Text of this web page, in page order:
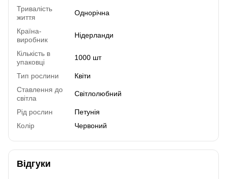
Тривалість
життя
Однорічна
Країна-
виробник
Нідерланди
Кількість в
упаковці
1000 шт
Тип рослини
Квіти
Ставлення до
світла
Світлолюбний
Рід рослин
Петунія
Колір
Червоний
Відгуки